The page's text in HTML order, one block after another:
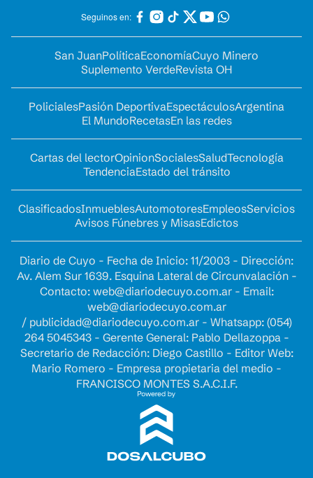
Seguinos en:
San JuanPolíticaEconomíaCuyo Minero
Suplemento VerdeRevista OH
PolicialesPasión DeportivaEspectáculosArgentina
El MundoRecetasEn las redes
Cartas del lectorOpinionSocialesSaludTecnología
TendenciaEstado del tránsito
ClasificadosInmueblesAutomotoresEmpleosServicios
Avisos Fúnebres y MisasEdictos
Diario de Cuyo - Fecha de Inicio: 11/2003 - Dirección:
Av. Alem Sur 1639. Esquina Lateral de Circunvalación -
Contacto: web@diariodecuyo.com.ar- Email:
web@diariodecuyo.com.ar
/ publicidad@diariodecuyo.com.ar- Whatsapp: (054)
264 5045343 - Gerente General: Pablo Dellazoppa -
Secretario de Redacción: Diego Castillo - Editor Web:
Mario Romero - Empresa propietaria del medio -
FRANCISCO MONTES S.A.C.I.F.